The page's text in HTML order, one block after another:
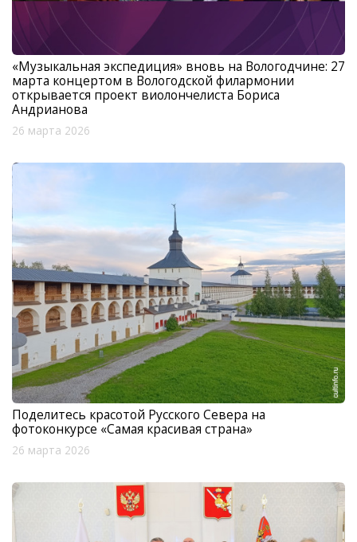
«Музыкальная экспедиция» вновь на Вологодчине: 27
марта концертом в Вологодской филармонии
открывается проект виолончелиста Бориса
Андрианова
26 марта 2026
Поделитесь красотой Русского Севера на
фотоконкурсе «Самая красивая страна»
26 марта 2026